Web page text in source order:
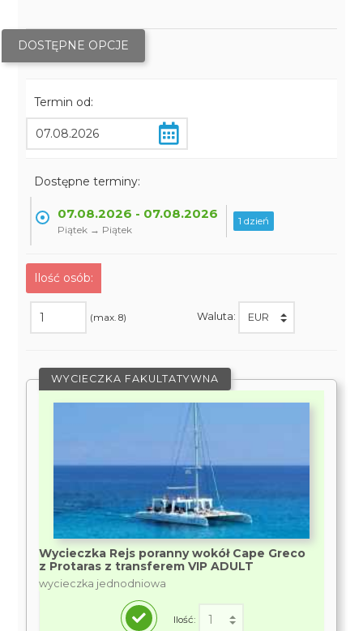
DOSTĘPNE OPCJE
Termin od:
Dostępne terminy:
07.08.2026 - 07.08.2026
Piątek → Piątek
1 dzień
Ilość osób:
(max. 8) Waluta:
WYCIECZKA FAKULTATYWNA
Wycieczka Rejs poranny wokół Cape Greco
z Protaras z transferem VIP ADULT
wycieczka jednodniowa
Ilość: